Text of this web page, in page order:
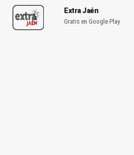
Extra Jaén
Gratis en Google Play